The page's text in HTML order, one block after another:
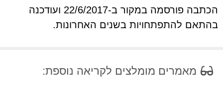
הכתבה פורסמה במקור ב-22/6/2017 ועודכנה
בהתאם להתפתחויות בשנים האחרונות.
מאמרים מומלצים לקריאה נוספת: